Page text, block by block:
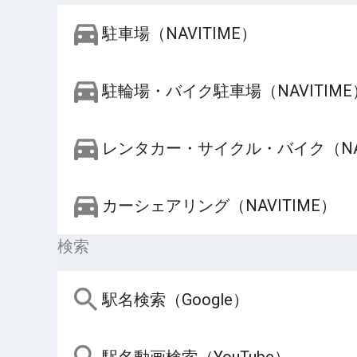
駐車場（NAVITIME）
駐輪場・バイク駐車場（NAVITIME
レンタカー・サイクル・バイク（
カーシェアリング（NAVITIME）
検索
駅名検索（Google）